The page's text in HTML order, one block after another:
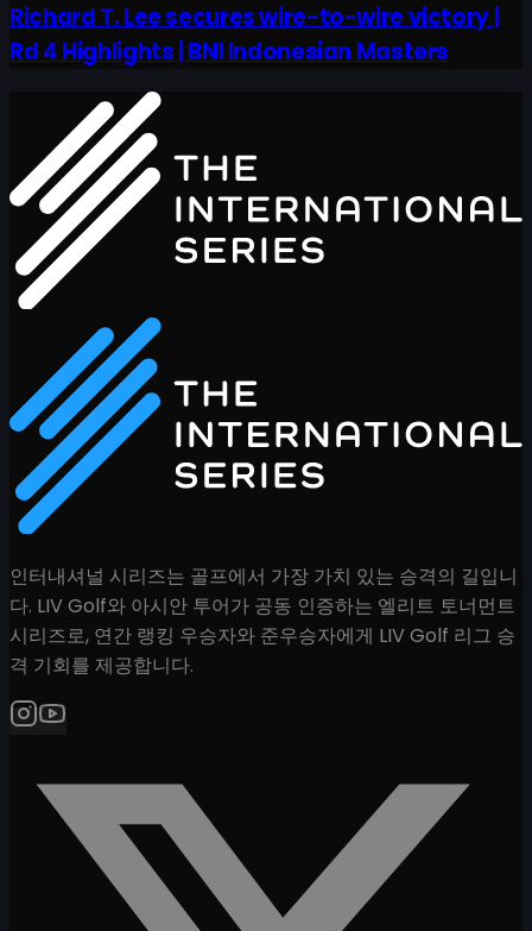
Richard T. Lee secures wire-to-wire victory |
Rd 4 Highlights | BNI Indonesian Masters
인터내셔널 시리즈는 골프에서 가장 가치 있는 승격의 길입니
다. LIV Golf와 아시안 투어가 공동 인증하는 엘리트 토너먼트
시리즈로, 연간 랭킹 우승자와 준우승자에게 LIV Golf 리그 승
격 기회를 제공합니다.